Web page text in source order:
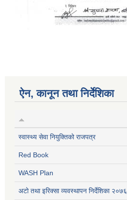
ऐन, कानून तथा निर्देशिका
स्वास्थ्य सेवा नियुक्तिको राजपत्र
Red Book
WASH Plan
अटो तथा इरिक्सा व्यवस्थापन निर्देशिका २०७६